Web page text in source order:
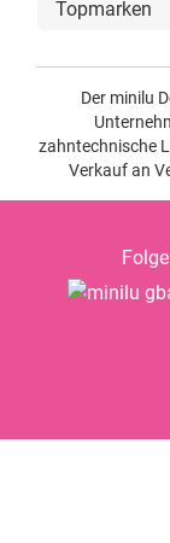
Topmarken
Der minilu
zahntechnische
Verkauf an